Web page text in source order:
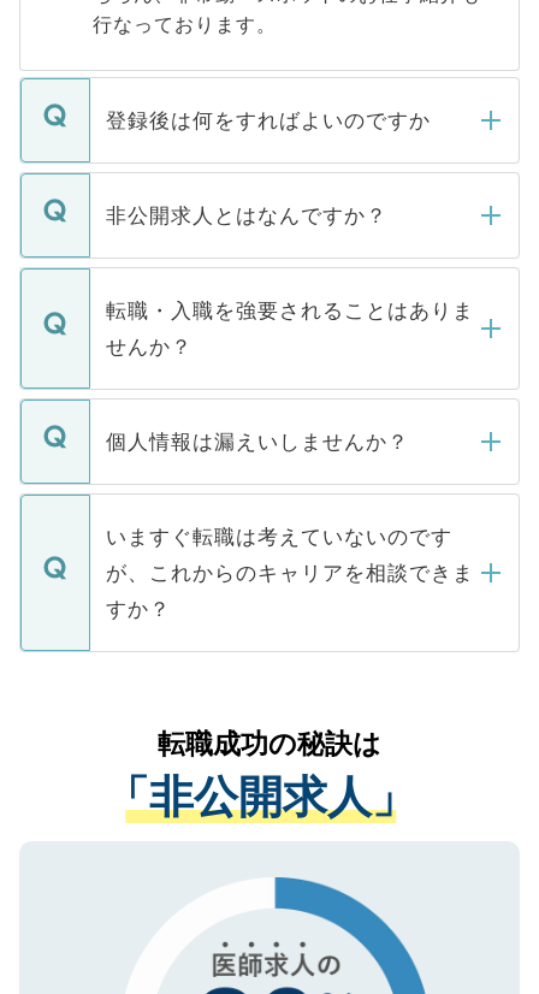
行なっております。
登録後は何をすればよいのですか
ご登録いただきましたら、弊社担当者がご
登録内容を確認し、その後メールもしくは
ます。通常、5営業日以内にはご連絡をせて
いただきますので、しばらくお待ちくださ
非公開求人とはなんですか？
マイナビDOCTORで取り扱っている求人の
うち約3割は、Webサイトからご覧いただ
けない「非公開求人」です。非公開求人は
下記の理由によって、一般には公開してい
ません。
■応募殺到を避けるため 人気のある医療機
関を公にしてしまうと、応募が殺到する場
に、医療機関が求める条件に合った人材の
みを人材紹介会社に依頼するケースが増え
ています。
転職・入職を強要されることはありま
せんか？
転職・入職を強要することは一切ありませ
ん。また、仮に応募先から内定をいただい
定を承諾する必要はありません。内定先へ
の辞退の連絡はキャリアパートナーが行い
個人情報は漏えいしませんか？
個人情報が漏えいすることはありませんの
で、ご安心ください。当サイトからの登録
などで収集したご登録者様の個人情報は、
ご本人のキャリアアップおよび転職活動の
支援を目的に使用いたします。お預かりし
ているすべての個人データはご本人の許可
は、個人情報の取り扱いについての厳密な
管理基準を満たした事業者のみに付与され
る、プライバシーマークを取得済みです。
で、機密保持に関してもご安心ください。
いますぐ転職は考えていないのです
が、これからのキャリアを相談できま
すか？
かがいして、現在の医療機関の状況や紹介
経験をまじえながら、適切なアドバイスを
させていただきます。すぐにご転職をされ
ない方には、長期的なサポートが可能です
ので、まずはご登録ください。
転職成功の秘訣は
「非公開求人」